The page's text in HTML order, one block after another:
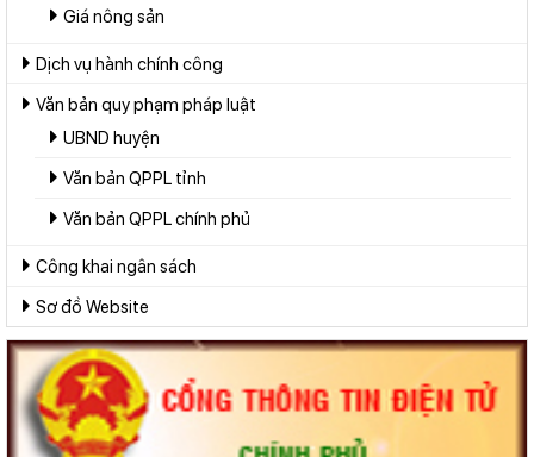
Giá nông sản
Dịch vụ hành chính công
Văn bản quy phạm pháp luật
UBND huyện
Văn bản QPPL tỉnh
Văn bản QPPL chính phủ
Công khai ngân sách
Sơ đồ Website